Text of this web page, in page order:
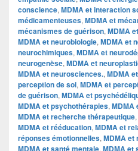
conscience, MDMA et interaction
médicamenteuses, MDMA et
mécanismes de guérison, MDMA
MDMA et neurobiologie, MDMA et
neurochimiques, MDMA et
neurogenèse, MDMA et
MDMA et neurosciences., MDMA
perception de soi, MDMA et
de guérison, MDMA et
MDMA et psychothérapies, MDMA
MDMA et recherche thérapeutique,
MDMA et rééducation, MDMA et
réponses émotionnelles, MDMA et
MDMA et santé mentale, MDMA et